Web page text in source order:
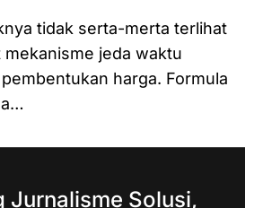
tidak serta-merta terlihat
jeda waktu
harga. Formula
Jurnalisme Solusi,